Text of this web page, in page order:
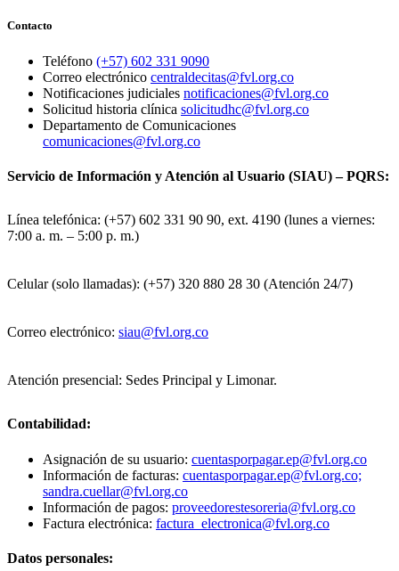
Contacto
Teléfono (+57) 602 331 9090
Correo electrónico centraldecitas@fvl.org.co
Notificaciones judiciales notificaciones@fvl.org.co
Solicitud historia clínica solicitudhc@fvl.org.co
Departamento de Comunicaciones
comunicaciones@fvl.org.co
Servicio de Información y Atención al Usuario (SIAU) – PQRS:
Línea telefónica: (+57) 602 331 90 90, ext. 4190 (lunes a viernes:
7:00 a. m. – 5:00 p. m.)
Celular (solo llamadas): (+57) 320 880 28 30 (Atención 24/7)
Correo electrónico: siau@fvl.org.co
Atención presencial: Sedes Principal y Limonar.
Contabilidad:
Asignación de su usuario: cuentasporpagar.ep@fvl.org.co
Información de facturas: cuentasporpagar.ep@fvl.org.co;
sandra.cuellar@fvl.org.co
Información de pagos: proveedorestesoreria@fvl.org.co
Factura electrónica: factura_electronica@fvl.org.co
Datos personales: